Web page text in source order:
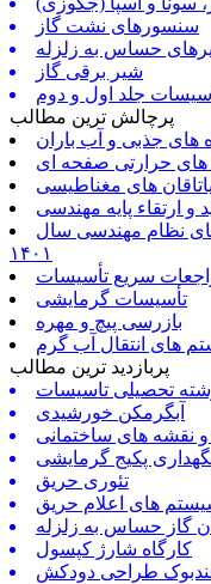
سنسورهای نشت گاز
حساس به زلزله
شیر برقی گاز
جلد اول و دوم
پرچالش ترین مطالب
های جذبی و آب باران
های حرارتی صفحه ای
های مغناطیسی
و ارتقاء پایه مهندسی
نظام مهندسی سال
۱۴۰۱
سریع تأسیسات
تأسیسات گرمایشی
بازرسی پیچ و مهره
های انتقال آب گرم
پربازدید ترین مطالب
تحصیلی تاسیسات
آبگرمکن خورشیدی
و نقشه های ساختمانی
پکیج گرمایشی
تئوری حریق
های اعلام حریق
گاز حساس به زلزله
کارگاه شارژ کپسول
طراحی دودکش